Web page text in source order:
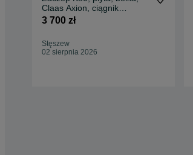
Claas Axion, ciągnik
rolniczy, traktor
3 700 zł
Stęszew
02 sierpnia 2026